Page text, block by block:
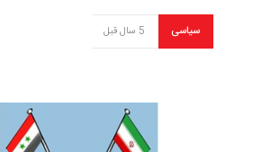
سیاسی 5 سال قبل